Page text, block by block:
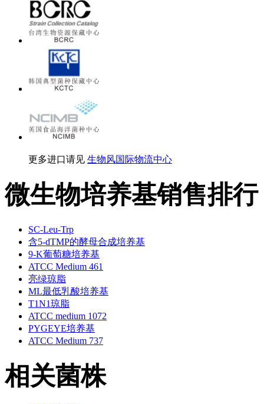
更多进口请见 生物风国际物流中心
微生物培养基销售排行
SC-Leu-Trp
含5-dTMP的酵母合成培养基
9-K葡萄糖培养基
ATCC Medium 461
亮绿琼脂
ML最低乳酸培养基
T1N1琼脂
ATCC medium 1072
PYGEYE培养基
ATCC Medium 737
相关菌株